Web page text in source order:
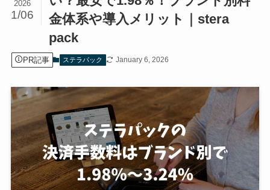
金体系や導入メリット｜stera
pack
2026
1/06
PR記事 ステラパック January 6, 2026